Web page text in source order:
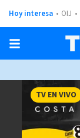
Hoy interesa OIJ
TV EN VIVO